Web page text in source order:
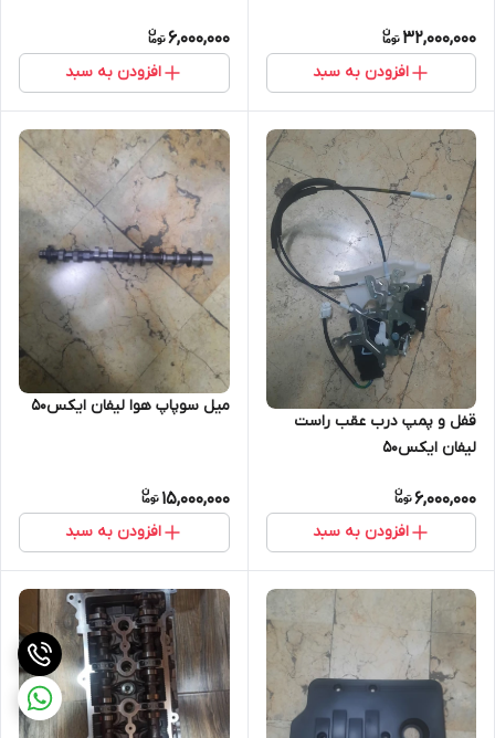
32,000,000
افزودن به سبد
6,000,000
افزودن به سبد
قفل و پمپ درب عقب راست
لیفان ایکس۵۰
6,000,000
افزودن به سبد
میل سوپاپ هوا لیفان ایکس۵۰
15,000,000
افزودن به سبد